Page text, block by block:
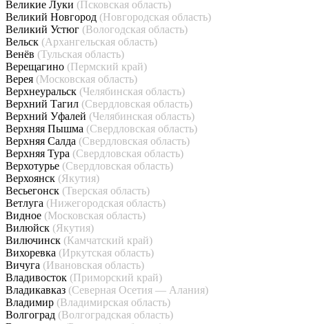
Великие Луки (Псковская область)
Великий Новгород (Новгородская область)
Великий Устюг (Вологодская область)
Вельск (Архангельская область)
Венёв (Тульская область)
Верещагино (Пермский край)
Верея (Московская область)
Верхнеуральск (Челябинская область)
Верхний Тагил (Свердловская область)
Верхний Уфалей (Челябинская область)
Верхняя Пышма (Свердловская область)
Верхняя Салда (Свердловская область)
Верхняя Тура (Свердловская область)
Верхотурье (Свердловская область)
Верхоянск (Якутия)
Весьегонск (Тверская область)
Ветлуга (Нижегородская область)
Видное (Московская область)
Вилюйск (Якутия)
Вилючинск (Камчатский край)
Вихоревка (Иркутская область)
Вичуга (Ивановская область)
Владивосток (Приморский край)
Владикавказ (Северная Осетия — Алания)
Владимир (Владимирская область)
Волгоград (Волгоградская область)